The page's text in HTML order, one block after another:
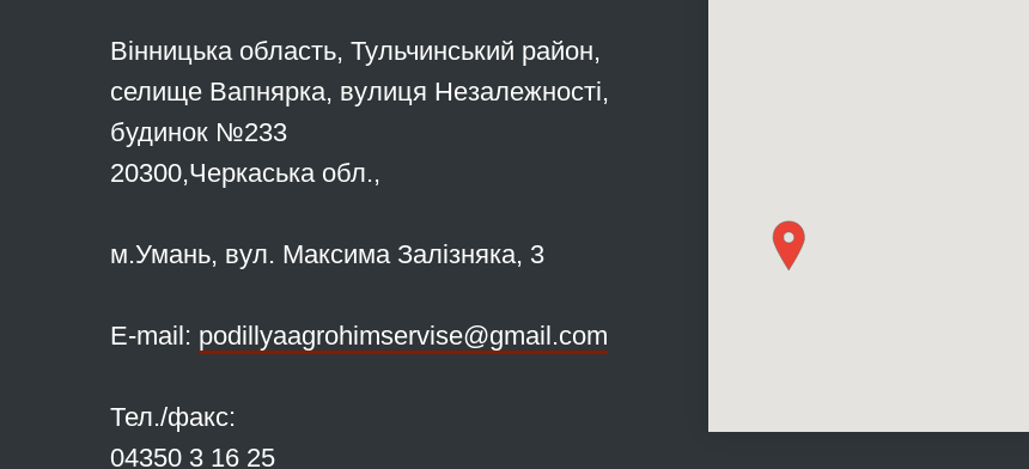
Вінницька область, Тульчинський район,
селище Вапнярка, вулиця Незалежності,
будинок №233
20300,Черкаська обл.,
м.Умань, вул. Максима Залізняка, 3
Е-mail: podillyaagrohimservise@gmail.com
Тел./факс:
04350 3 16 25